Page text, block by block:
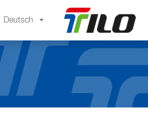
Deutsch